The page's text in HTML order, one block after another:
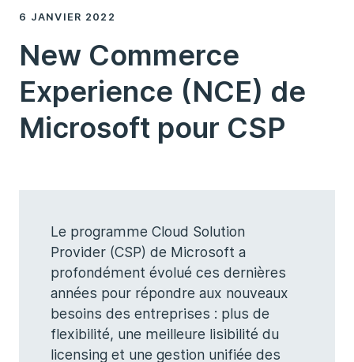
6 JANVIER 2022
New Commerce
Experience (NCE) de
Microsoft pour CSP
Le programme Cloud Solution
Provider (CSP) de Microsoft a
profondément évolué ces dernières
années pour répondre aux nouveaux
besoins des entreprises : plus de
flexibilité, une meilleure lisibilité du
licensing et une gestion unifiée des